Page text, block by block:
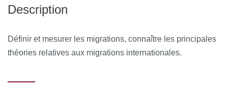
Description
Définir et mesurer les migrations, connaître les principales
théories relatives aux migrations internationales.